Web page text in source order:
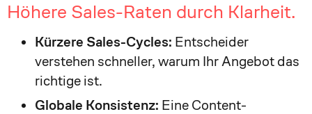
Höhere Sales-Raten durch Klarheit.
Kürzere Sales-Cycles: Entscheider
verstehen schneller, warum Ihr Angebot das
richtige ist.
Globale Konsistenz: Eine Content-